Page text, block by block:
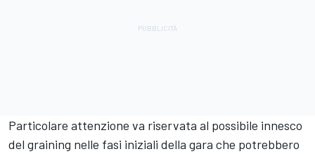
Particolare attenzione va riservata al possibile innesco
del graining nelle fasi iniziali della gara che potrebbero